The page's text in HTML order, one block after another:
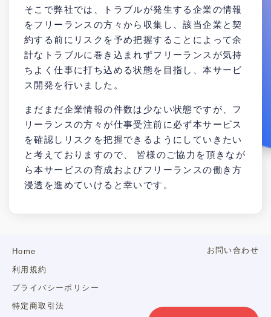
そこで弊社では、トラブルが発生する企業の情報
をフリーランスの方々から収集し、該当企業と契
約する前にリスクを予め把握することによって余
計なトラブルに巻き込まれずフリーランスが気持
ちよく仕事に打ち込める状態を目指し、本サービ
ス開発を行いました。
まだまだ企業情報の件数は少ない状態ですが、フ
リーランスの方々が仕事受注前に必ず本サービス
を確認しリスクを把握できるようにしていきたい
と考えておりますので、 皆様のご協力を頂きなが
ら本サービスの育成およびフリーランスの働き方
浸透を進めていけると幸いです。
Home
利用規約
プライバシーポリシー
特定商取引法
お問い合わせ